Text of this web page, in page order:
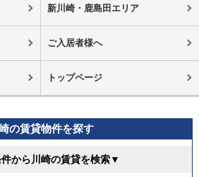
新川崎・鹿島田エリア
ご入居者様へ
トップページ
の賃貸物件を探す
から川崎の賃貸を検索▼